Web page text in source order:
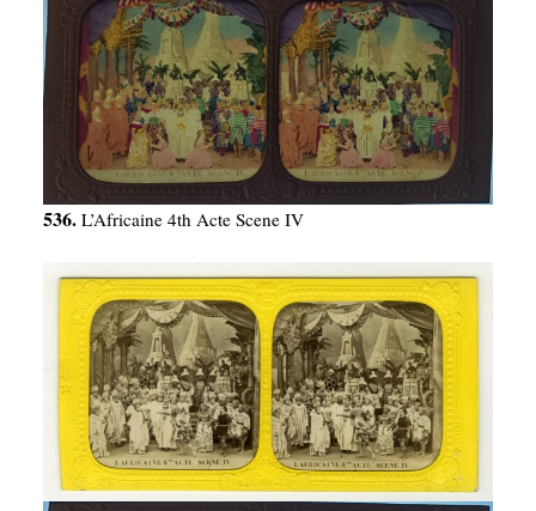
536. L’Africaine 4th Acte Scene IV